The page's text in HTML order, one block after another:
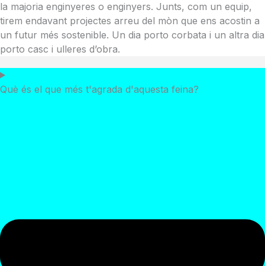
la majoria enginyeres o enginyers. Junts, com un equip,
tirem endavant projectes arreu del mòn que ens acostin a
un futur més sostenible. Un dia porto corbata i un altra dia
porto casc i ulleres d’obra.
Què és el que més t'agrada d'aquesta feina?